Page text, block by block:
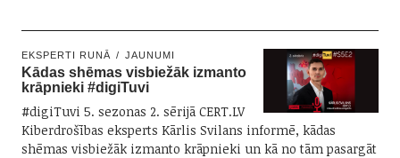
EKSPERTI RUNĀ JAUNUMI
Kādas shēmas visbiežāk izmanto
krāpnieki #digiTuvi
#digiTuvi 5. sezonas 2. sērijā CERT.LV
Kiberdrošības eksperts Kārlis Svilans informē, kādas
shēmas visbiežāk izmanto krāpnieki un kā no tām pasargāt